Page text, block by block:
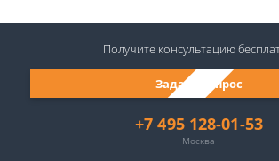
+7 495 128-01-53
Москва
Задать вопрос
Получите консультацию